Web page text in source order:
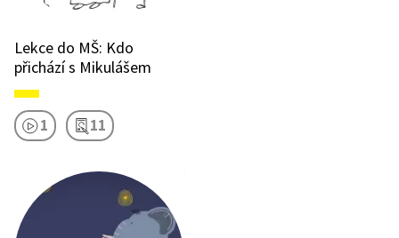
Lekce do MŠ: Kdo
přichází s Mikulášem
1 11